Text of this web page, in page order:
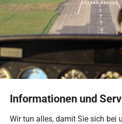
Informationen und
Wir tun alles, damit Sie sich bei